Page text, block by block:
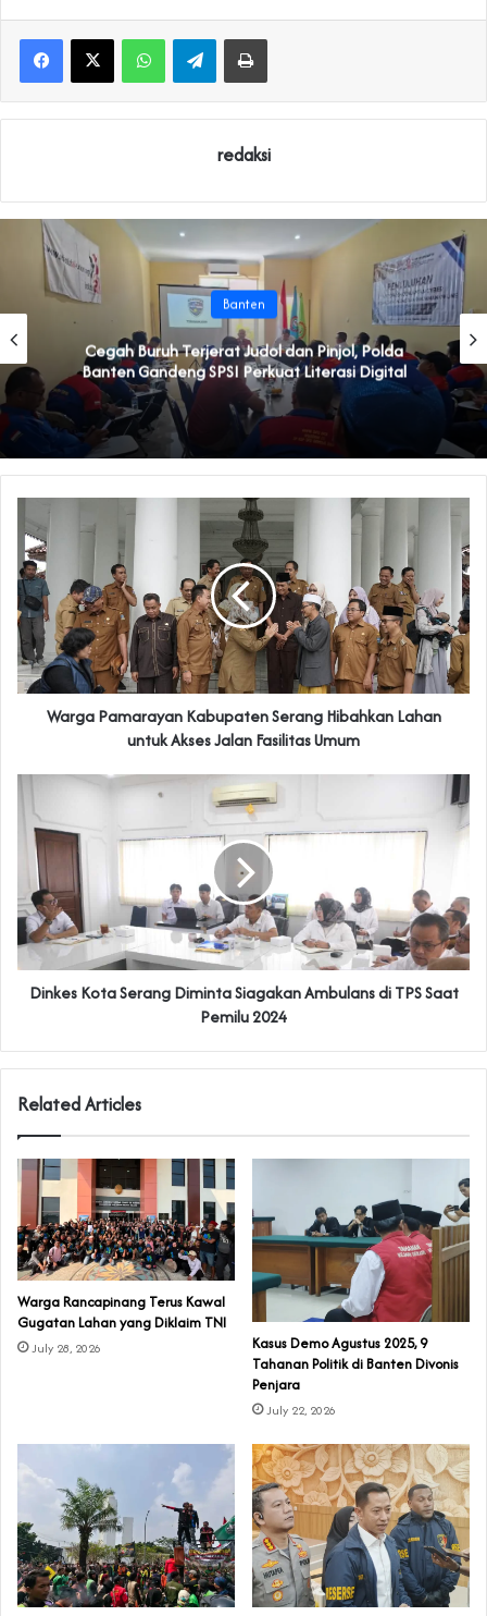
WhatsAppTelegramPrint
redaksi
Banten
Cegah Buruh Terjerat Judol dan Pinjol, Polda
Banten Gandeng SPSI Perkuat Literasi Digital
Warga Pamarayan Kabupaten Serang Hibahkan Lahan
untuk Akses Jalan Fasilitas Umum
Dinkes Kota Serang Diminta Siagakan Ambulans di TPS Saat
Pemilu 2024
Related Articles
‎Warga Rancapinang Terus Kawal
Gugatan Lahan yang Diklaim TNI‎‎
July 28, 2026
‎Kasus Demo Agustus 2025, 9
Tahanan Politik di Banten Divonis
Penjara
July 22, 2026